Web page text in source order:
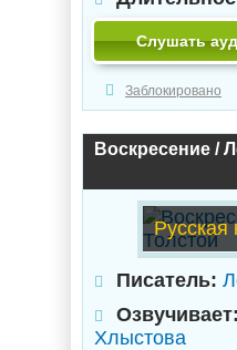
Слушать
Заблокировано
Воскресение /
Русская
Писатель:
Озвучивает:
Хлыстова